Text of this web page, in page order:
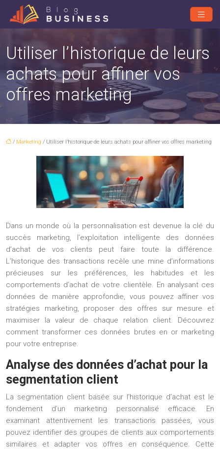
Utiliser l’historique de leurs
achats pour affiner vos
offres marketing
/ Marketing / Utiliser l’historique de leurs achats pour affiner vos offres marketing
Dans un monde où la personnalisation est devenue la clé du
succès marketing, l’exploitation intelligente des données
d’achat de vos clients peut faire toute la différence.
L’historique des transactions recèle une mine d’informations
précieuses sur les préférences, les habitudes et les
comportements d’achat de votre clientèle. En analysant ces
données de manière approfondie, vous pouvez affiner vos
stratégies marketing, proposer des offres sur mesure et
maximiser la valeur de chaque relation client. Découvrez
comment transformer ces données brutes en or marketing
pour votre entreprise.
Analyse des données d’achat pour la
segmentation client
La segmentation client basée sur l’historique d’achat est le
fondement d’un marketing personnalisé efficace. En
examinant attentivement les transactions passées, vous
pouvez identifier des groupes de clients aux comportements
similaires et adapter vos offres en conséquence. Cette